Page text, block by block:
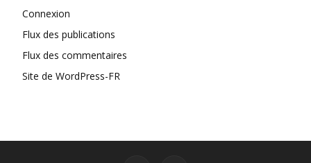
Connexion
Flux des publications
Flux des commentaires
Site de WordPress-FR